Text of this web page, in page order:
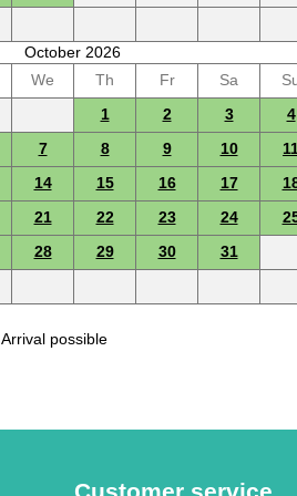
October 2026
We Th Fr Sa
1 2 3
4
7 8 9 10
14 15 16 17
21 22 23 24
28 29 30
31
Arrival possible
Customer service